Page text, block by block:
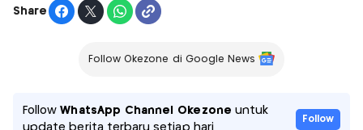
Share
Follow Okezone di Google News
FollowWhatsApp Channel Okezone untuk
update berita terbaru setiap hari
Follow